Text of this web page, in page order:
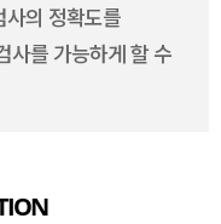
사의 정확도를
사를 가능하게 할 수